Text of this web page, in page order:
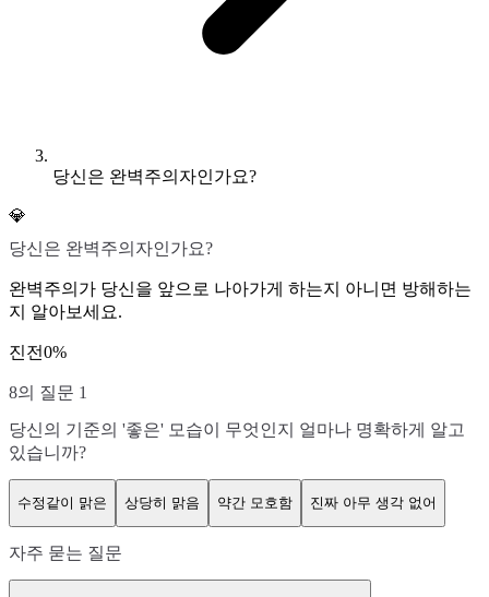
당신은 완벽주의자인가요?
💎
당신은 완벽주의자인가요?
완벽주의가 당신을 앞으로 나아가게 하는지 아니면 방해하는
지 알아보세요.
진전0%
8의 질문 1
당신의 기준의 '좋은' 모습이 무엇인지 얼마나 명확하게 알고
있습니까?
수정같이 맑은 상당히 맑음 약간 모호함 진짜 아무 생각 없어
자주 묻는 질문